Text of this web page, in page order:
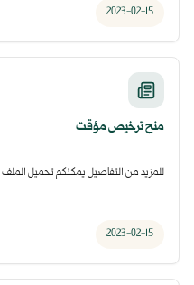
2023-02-15
منح ترخيص مؤقت
للمزيد من التفاصيل يمكنكم تحميل الملف
2023-02-15